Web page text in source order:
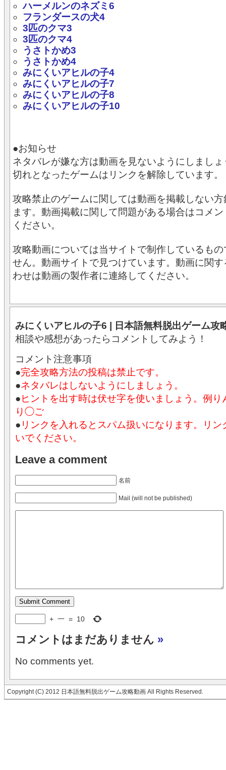
ハーメルンのネズミ6
フランダースの犬4
3匹のクマ3
3匹のクマ4
うさトかめ3
うさトかめ4
みにくいアヒルの子4
みにくいアヒルの子7
みにくいアヒルの子8
みにくいアヒルの子10
●お知らせ
ネタバレが嫌な方は動画を見ないようにしまし
切れとなったゲームはリンクを解除しています。
攻略禁止のゲームに関しては動画を掲載しない
ます。動画掲載に関して問題がある場合はコメ
ください。
攻略動画については当サイトで制作しているも
せん。動画サイトで見つけています。動画に関
わせは動画の製作者に連絡してください。
みにくいアヒルの子6 | 日本語無料脱出ゲーム攻
相談や感想があったらコメントしてみよう！
コメント注意事項
●完全攻略方法の投稿は禁止です。
●ネタバレはしないようにしましょう。
●ヒントを出す時は伏せ字を使いましょう。
り◯ご
● リンクを入れるとスパム扱いになります。リン
いでください。
Leave a comment
名前
Mail (will not be published)
+ 一 = 10
コメントはまだありません »
No comments yet.
Copyright (C) 2012 日本語無料脱出ゲーム攻略動画 All Rights Reserved.